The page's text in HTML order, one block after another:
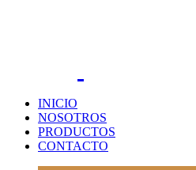
INICIO
NOSOTROS
PRODUCTOS
CONTACTO